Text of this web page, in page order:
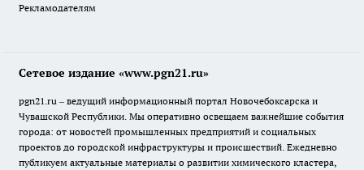
Рекламодателям
Сетевое издание «www.pgn21.ru»
pgn21.ru – ведущий информационный портал Новочебоксарска и
Чувашской Республики. Мы оперативно освещаем важнейшие события
города: от новостей промышленных предприятий и социальных
проектов до городской инфраструктуры и происшествий. Ежедневно
публикуем актуальные материалы о развитии химического кластера,